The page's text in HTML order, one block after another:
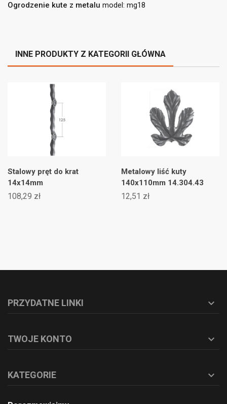
Ogrodzenie kute z metalu model: mg18
INNE PRODUKTY Z KATEGORII GŁÓWNA
Stalowy pręt do krat
14x14mm
108,29 zł
Metalowy liść kuty
140x110mm 14.304.43
12,51 zł
PRZYDATNE LINKI 
TWOJE KONTO 
KATEGORIE 